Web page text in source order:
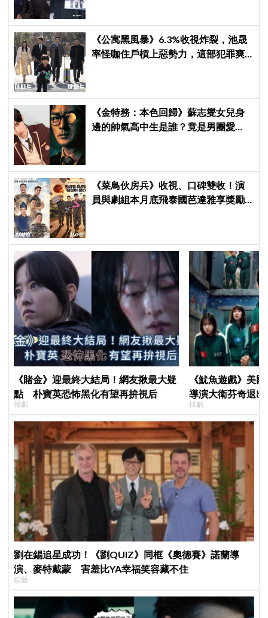
《公寓黑風暴》6.3%收視炸裂，池晟
率怪咖住戶槓上惡勢力，這部犯罪爽
《金特務：本色回歸》蘇志燮女兒身
邊的帥氣高中生是誰？竟是男團愛
《菜鳥伙房兵》收視、口碑雙收！演
員與劇組本月底飛泰國芭達雅享獎勵
《賭金》迎最終大結局！網友揪最大疑
點 朴寶英恐怖黑化有望再拚視后
韓劇
《魷魚遊戲》美
導演大衛芬奇退
聞也破局
韓劇
劉在錫追星成功！《劉QUIZ》同框《奧德賽》諾蘭導
演、麥特戴蒙 害羞比YA幸福笑容藏不住
綜藝